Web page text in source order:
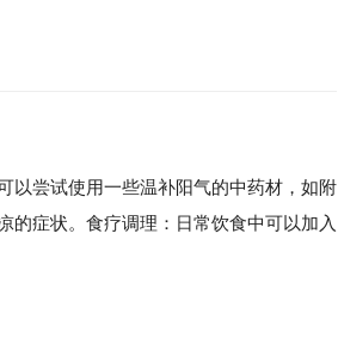
尝试使用一些温补阳气的中药材，如附
的症状。食疗调理：日常饮食中可以加入